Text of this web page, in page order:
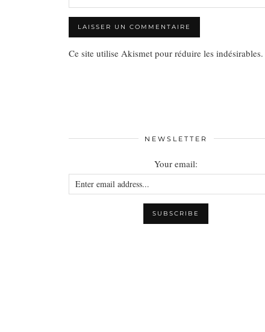
Ce site utilise Akismet pour réduire les indésirables.
NEWSLETTER
Your email: